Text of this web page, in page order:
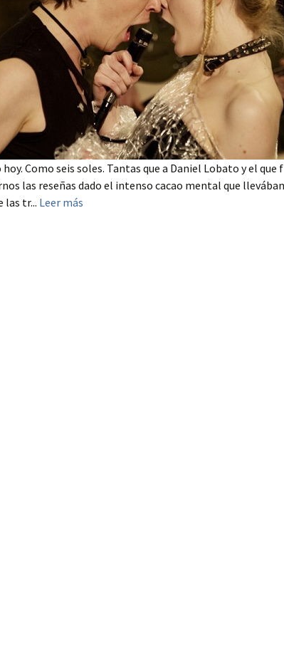
hoy. Como seis soles. Tantas que a Daniel Lobato y el
las reseñas dado el intenso cacao mental que
las tr... Leer más